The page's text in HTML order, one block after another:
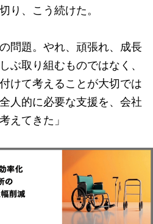
り、こう続けた。
問題。やれ、頑張れ、成長
ぶ取り組むものではなく、
けて考えることが大切では
人的に必要な支援を、会社
えてきた」